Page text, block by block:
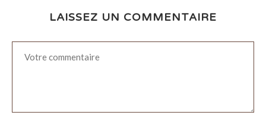
LAISSEZ UN COMMENTAIRE